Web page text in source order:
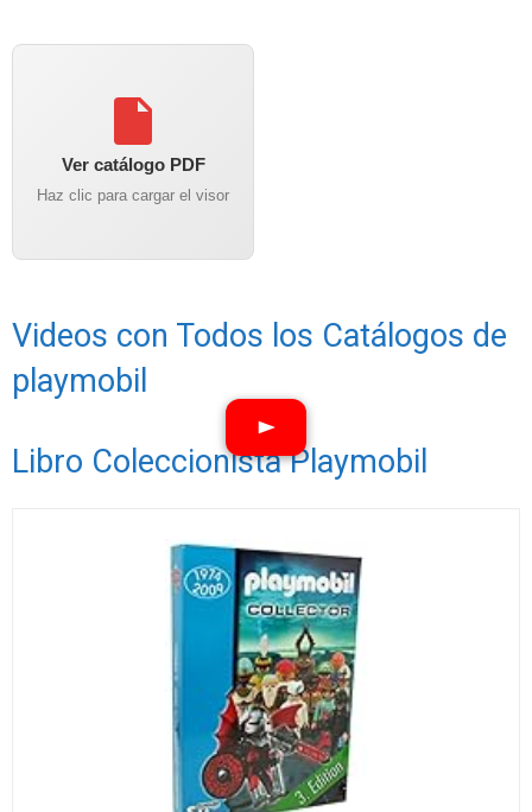
Ver catálogo PDF
Haz clic para cargar el visor
Videos con Todos los Catálogos de
playmobil
Libro Coleccionista Playmobil